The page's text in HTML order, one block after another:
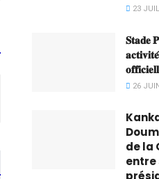
23
𝐒𝐭𝐚𝐝𝐞
26
de la
entre